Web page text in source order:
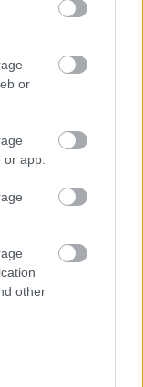
or
app.
other